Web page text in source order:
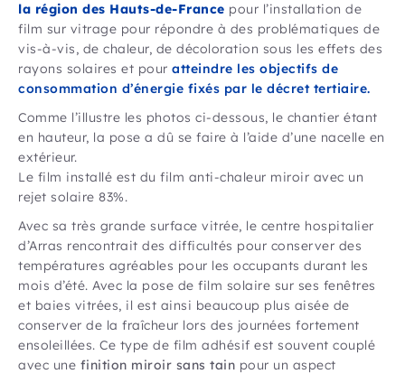
la région des Hauts-de-France pour l’installation de
film sur vitrage pour répondre à des problématiques de
vis-à-vis, de chaleur, de décoloration sous les effets des
rayons solaires et pour atteindre les objectifs de
consommation d’énergie fixés par le décret tertiaire.
Comme l’illustre les photos ci-dessous, le chantier étant
en hauteur, la pose a dû se faire à l’aide d’une nacelle en
extérieur.
Le film installé est du film anti-chaleur miroir avec un
rejet solaire 83%.
Avec sa très grande surface vitrée, le centre hospitalier
d’Arras rencontrait des difficultés pour conserver des
températures agréables pour les occupants durant les
mois d’été. Avec la pose de film solaire sur ses fenêtres
et baies vitrées, il est ainsi beaucoup plus aisée de
conserver de la fraîcheur lors des journées fortement
ensoleillées. Ce type de film adhésif est souvent couplé
avec une finition miroir sans tain pour un aspect